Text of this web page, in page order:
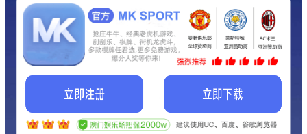
Hey Guys!
我们即将上线啦...
我们的网站正在建设.
它将是非常棒的网站.